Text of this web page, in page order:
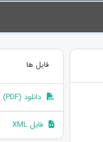
فایل ها
دانلود (PDF)
فایل XML